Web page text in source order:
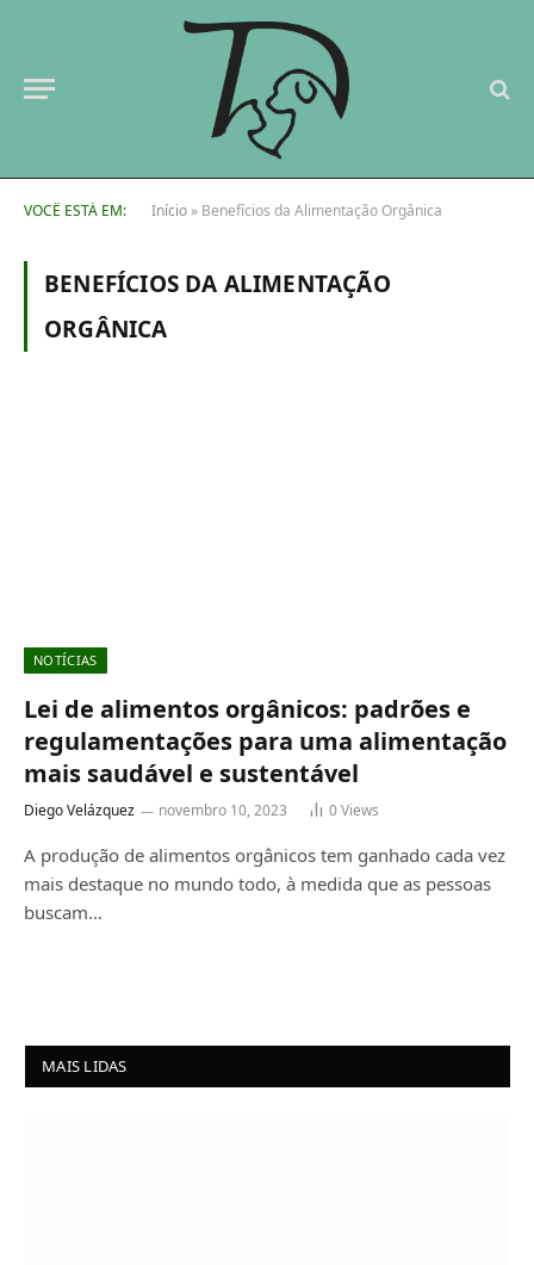
VOCÊ ESTÁ EM: Início » Benefícios da Alimentação Orgânica
BENEFÍCIOS DA ALIMENTAÇÃO
ORGÂNICA
NOTÍCIAS
Lei de alimentos orgânicos: padrões e
regulamentações para uma alimentação
mais saudável e sustentável
Diego Velázquez novembro 10, 2023 0Views
A produção de alimentos orgânicos tem ganhado cada vez
mais destaque no mundo todo, à medida que as pessoas
buscam…
MAIS LIDAS